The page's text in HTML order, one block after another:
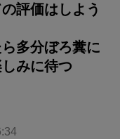
評価はしよう
多分ぼろ糞に
みに待つ